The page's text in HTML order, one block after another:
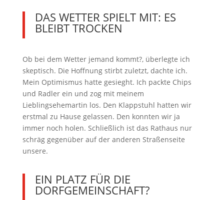
DAS WETTER SPIELT MIT: ES
BLEIBT TROCKEN
Ob bei dem Wetter jemand kommt?, überlegte ich
skeptisch. Die Hoffnung stirbt zuletzt, dachte ich.
Mein Optimismus hatte gesieght. Ich packte Chips
und Radler ein und zog mit meinem
Lieblingsehemartin los. Den Klappstuhl hatten wir
erstmal zu Hause gelassen. Den konnten wir ja
immer noch holen. Schließlich ist das Rathaus nur
schräg gegenüber auf der anderen Straßenseite
unsere.
EIN PLATZ FÜR DIE
DORFGEMEINSCHAFT?